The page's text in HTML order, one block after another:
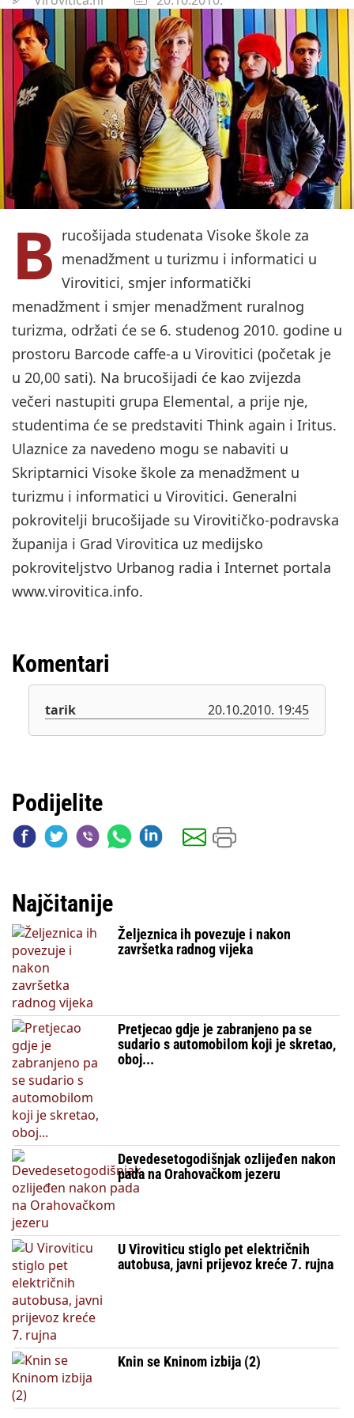
B rucošijada studenata Visoke škole za
menadžment u turizmu i informatici u
Virovitici, smjer informatički
menadžment i smjer menadžment ruralnog
turizma, održati će se 6. studenog 2010. godine u
prostoru Barcode caffe-a u Virovitici (početak je
u 20,00 sati). Na brucošijadi će kao zvijezda
večeri nastupiti grupa Elemental, a prije nje,
studentima će se predstaviti Think again i Iritus.
Ulaznice za navedeno mogu se nabaviti u
Skriptarnici Visoke škole za menadžment u
turizmu i informatici u Virovitici. Generalni
pokrovitelji brucošijade su Virovitičko-podravska
županija i Grad Virovitica uz medijsko
pokroviteljstvo Urbanog radia i Internet portala
www.virovitica.info.
Komentari
tarik 20.10.2010. 19:45
Podijelite
Najčitanije
Željeznica ih povezuje i nakon
završetka radnog vijeka
Pretjecao gdje je zabranjeno pa se
sudario s automobilom koji je skretao,
oboj...
Devedesetogodišnjak ozlijeđen nakon
pada na Orahovačkom jezeru
U Viroviticu stiglo pet električnih
autobusa, javni prijevoz kreće 7. rujna
Knin se Kninom izbija (2)